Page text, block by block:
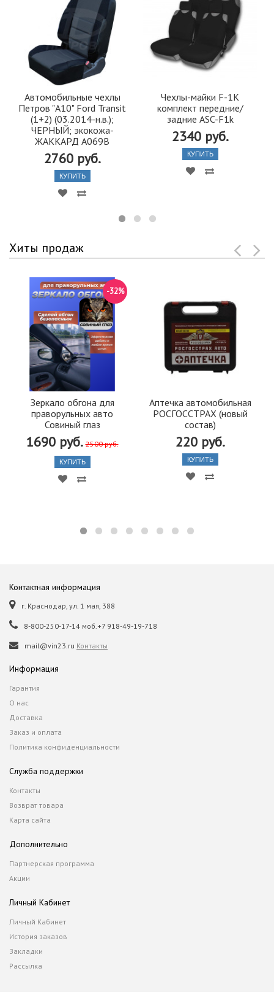
Автомобильные чехлы
Петров "А10" Ford Transit
(1+2) (03.2014-н.в.);
ЧЕРНЫЙ; экокожа-
ЖАККАРД A069B
2760 руб.
КУПИТЬ
Чехлы-майки F-1K
комплект передние/
задние ASC-F1k
2340 руб.
КУПИТЬ
Хиты продаж
Зеркало обгона для
праворульных авто
Совиный глаз
1690 руб. 2500 руб.
-32%
КУПИТЬ
Аптечка автомобильная
РОСГОССТРАХ (новый
состав)
220 руб.
КУПИТЬ
Контактная информация
г. Краснодар, ул. 1 мая, 388
8-800-250-17-14 моб.+7 918-49-19-718
mail@vin23.ru Контакты
Информация
Гарантия
О нас
Доставка
Заказ и оплата
Политика конфиденциальности
Служба поддержки
Контакты
Возврат товара
Карта сайта
Дополнительно
Партнерская программа
Акции
Личный Кабинет
Личный Кабинет
История заказов
Закладки
Рассылка